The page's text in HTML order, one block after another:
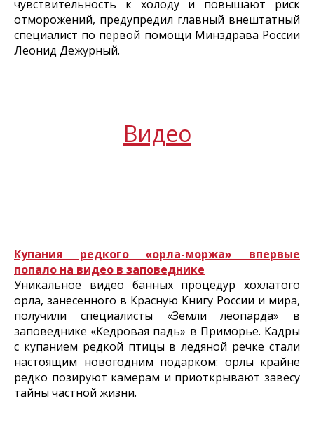
чувствительность к холоду и повышают риск
отморожений, предупредил главный внештатный
специалист по первой помощи Минздрава России
Леонид Дежурный.
Видео
Купания редкого «орла-моржа» впервые
попало на видео в заповеднике
Уникальное видео банных процедур хохлатого
орла, занесенного в Красную Книгу России и мира,
получили специалисты «Земли леопарда» в
заповеднике «Кедровая падь» в Приморье. Кадры
с купанием редкой птицы в ледяной речке стали
настоящим новогодним подарком: орлы крайне
редко позируют камерам и приоткрывают завесу
тайны частной жизни.